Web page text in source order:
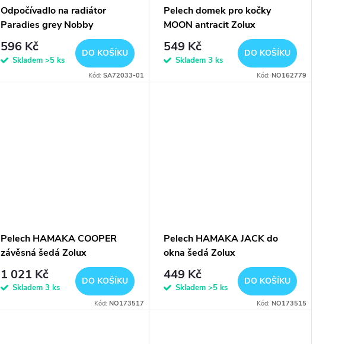
Odpočívadlo na radiátor
Paradies grey Nobby
596 Kč
Skladem>5 ks
DO KOŠÍKU
Kód: SA72033-01
Pelech domek pro kočky
MOON antracit Zolux
549 Kč
Skladem 3 ks
DO KOŠÍKU
Kód: NO162779
Pelech HAMAKA COOPER
závěsná šedá Zolux
1 021 Kč
Skladem3 ks
DO KOŠÍKU
Kód: NO173517
Pelech HAMAKA JACK do
okna šedá Zolux
449 Kč
Skladem >5 ks
DO KOŠÍKU
Kód: NO173515